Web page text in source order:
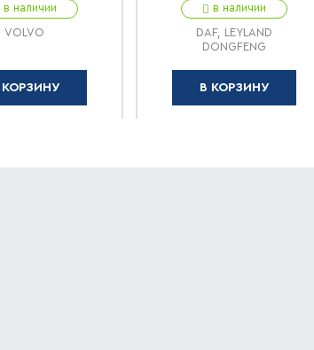
в наличии
VOLVO
КОРЗИНУ
в наличии
DAF, LEYLAND
DONGFENG
В КОРЗИНУ